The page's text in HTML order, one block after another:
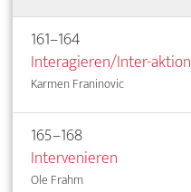
161–164
Interagieren/Inter-aktion
Karmen Franinovic
165–168
Intervenieren
Ole Frahm